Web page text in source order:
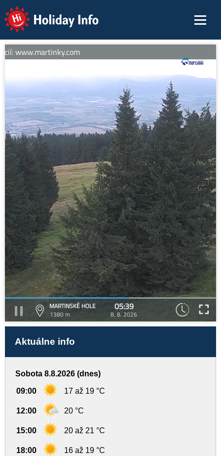
Holiday Info
www.martinky.com
MARTINSKÉ HOLE
1380 m
05:39
8. 8. 2026
Aktuálne info
Sobota 8.8.2026 (dnes)
09:00 17 až 19 °C
12:00 20 °C
15:00 20 až 21 °C
18:00 16 až 19 °C